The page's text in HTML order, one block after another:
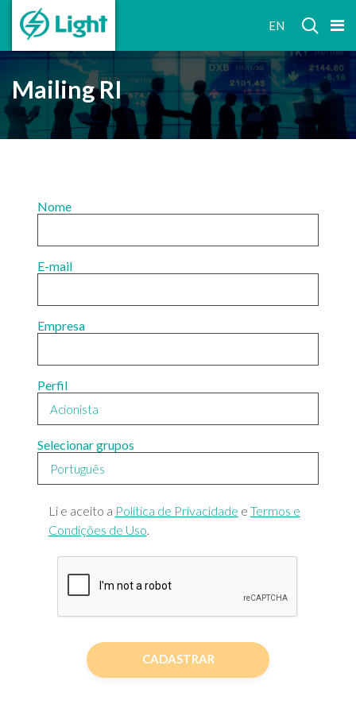
EN
Mailing RI
Nome
E-mail
Empresa
Perfil
Selecionar grupos
Li e aceito a Política de Privacidade e Termos e
Condições de Uso.
CADASTRAR